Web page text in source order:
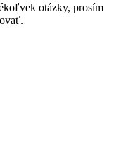
otázky, prosím